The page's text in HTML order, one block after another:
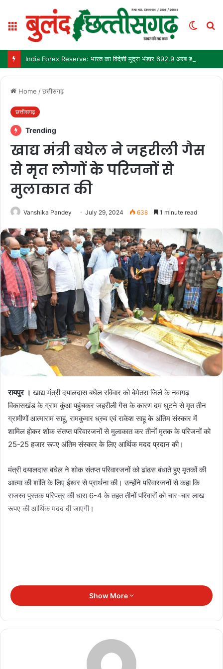
Menu
Switch
Home /छत्तीसगढ़
छत्तीसगढ़
Trending
खाद्य मंत्री बघेल ने जहरीली गैस
से मृत लोगों के परिजनों से
मुलाकात की
Vanshika Pandey July 29, 2024 638 1 minute read
रायपुर ।खाद्य मंत्री दयालदास बघेल रविवार को बेमेतरा जिले के नवागढ़
विकासखंड के ग्राम कुंआ पहुंचकर जहरीली गैस के कारण दम घुटने से मृत तीन
ग्रामीणों आत्माराम साहू, रामकुमार ध्रुव एवं राकेश साहू के अंतिम संस्कार में
शामिल होकर शोक संतप्त परिवारजनों से मुलाकात कर तीनों मृतक के परिजनों को
25-25 हजार रूपए अंतिम संस्कार के लिए आर्थिक मदद प्रदान की।
मंत्री दयालदास बघेल ने शोक संतप्त परिवारजनों को ढांढस बंधाते हुए मृतकों की
आत्मा की शांति के लिए ईश्वर से प्रार्थना की। उन्होंने परिवारजनों से कहा कि
राजस्व पुस्तक परिपत्र की धारा 6-4 के तहत तीनों परिवारों को चार-चार लाख
रूपए की आर्थिक मदद दी जाएगी।
Show More